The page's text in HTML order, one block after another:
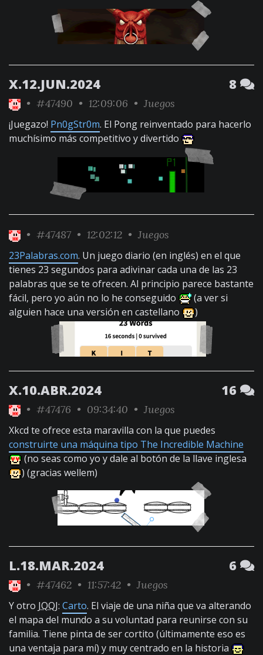
X.12.JUN.2024 8
• #47490 • 12:09:06 • Juegos
¡Juegazo! Pn0gStr0m. El Pong reinventado para hacerlo
muchísimo más competitivo y divertido
• #47487 • 12:02:12 • Juegos
23Palabras.com. Un juego diario (en inglés) en el que
tienes 23 segundos para adivinar cada una de las 23
palabras que se te ofrecen. Al principio parece bastante
fácil, pero yo aún no lo he conseguido
(a ver si
alguien hace una versión en castellano
)
X.10.ABR.2024 16
• #47476 • 09:34:40 • Juegos
Xkcd te ofrece esta maravilla con la que puedes
construirte una máquina tipo The Incredible Machine
(no seas como yo y dale al botón de la llave inglesa
) (gracias wellem)
L.18.MAR.2024 6
• #47462 • 11:57:42 • Juegos
Y otro JQQJ: Carto. El viaje de una niña que va alterando
el mapa del mundo a su voluntad para reunirse con su
familia. Tiene pinta de ser cortito (últimamente eso es
una ventaja para mí) y muy centrado en la historia